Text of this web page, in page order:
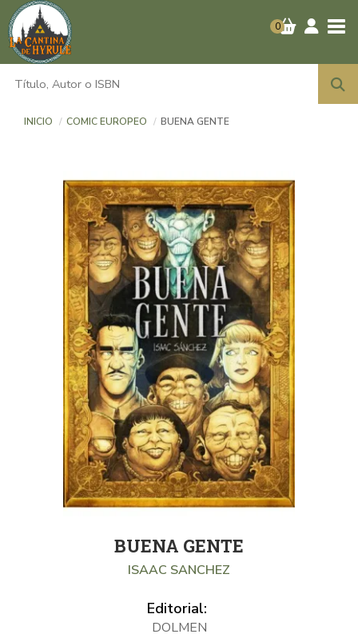
0
INICIO COMIC EUROPEO BUENA GENTE
BUENA GENTE
ISAAC SANCHEZ
Editorial:
DOLMEN